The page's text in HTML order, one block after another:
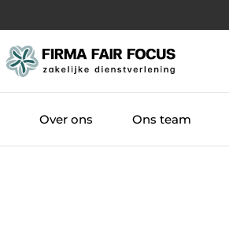
Over ons Ons team